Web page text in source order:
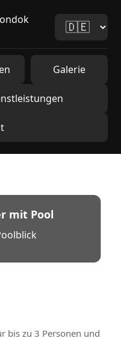
Galerie
mit Pool
bis zu 3 Personen und